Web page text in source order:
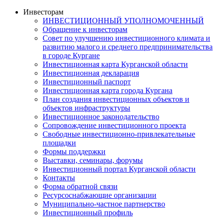
Инвесторам
ИНВЕСТИЦИОННЫЙ УПОЛНОМОЧЕННЫЙ
Обращение к инвесторам
Совет по улучшению инвестиционного климата и
развитию малого и среднего предпринимательства
в городе Кургане
Инвестиционная карта Курганской области
Инвестиционная декларация
Инвестиционный паспорт
Инвестиционная карта города Кургана
План создания инвестиционных объектов и
объектов инфраструктуры
Инвестиционное законодательство
Сопровождение инвестиционного проекта
Свободные инвестиционно-привлекательные
площадки
Формы поддержки
Выставки, семинары, форумы
Инвестиционный портал Курганской области
Контакты
Форма обратной связи
Ресурсоснабжающие организации
Муниципально-частное партнерство
Инвестиционный профиль